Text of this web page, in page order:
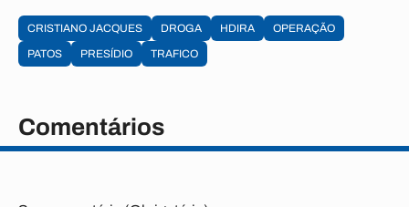
CRISTIANO JACQUES DROGA HDIRA
OPERAÇÃO
PATOS
PRESÍDIO TRAFICO
Comentários